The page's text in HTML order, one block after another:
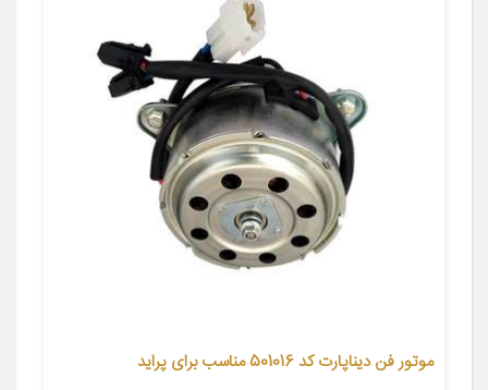
موتور فن دیناپارت کد 501016 مناسب برای پراید